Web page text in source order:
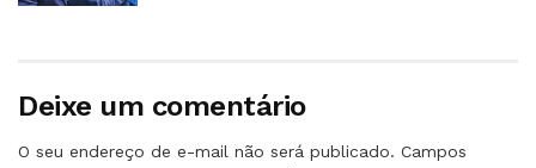
Deixe um comentário
O seu endereço de e-mail não será publicado. Campos